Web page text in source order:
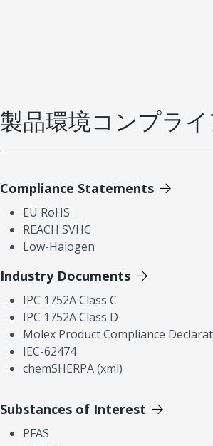
製品環境コンプラ
Compliance Statements
EU RoHS
REACH SVHC
Low-Halogen
Industry Documents
IPC 1752A Class C
IPC 1752A Class D
Molex Product Compliance
IEC-62474
chemSHERPA (xml)
Substances of Interest
PFAS